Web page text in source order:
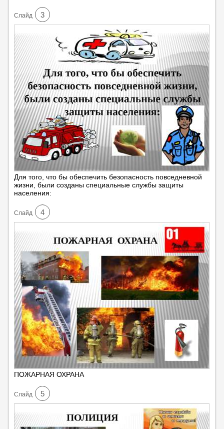
Cлайд 3
Для того, что бы обеспечить безопасность повседневной
жизни, были созданы специальные службы защиты
населения:
Cлайд 4
ПОЖАРНАЯ ОХРАНА
Cлайд 5